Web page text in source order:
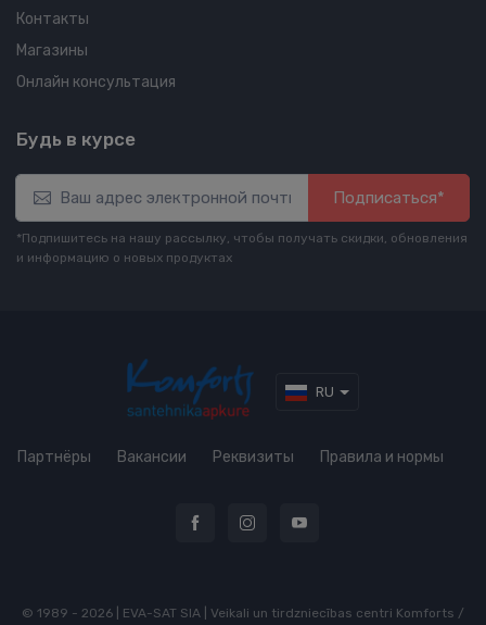
Контакты
Магазины
Онлайн консультация
Будь в курсе
Подписаться*
*Подпишитесь на нашу рассылку, чтобы получать скидки, обновления
и информацию о новых продуктах
RU
Партнёры Вакансии Реквизиты Правила и нормы
© 1989 - 2026 | EVA-SAT SIA | Veikali un tirdzniecības centri Komforts /